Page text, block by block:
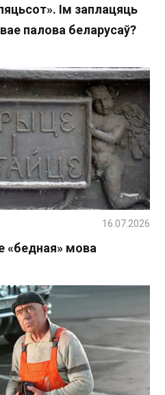
Ім заплацяць
палова беларусаў?
«бедная» мова
16.07.2026